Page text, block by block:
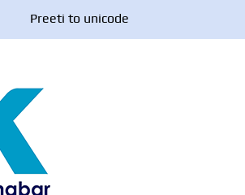
Preeti to unicode